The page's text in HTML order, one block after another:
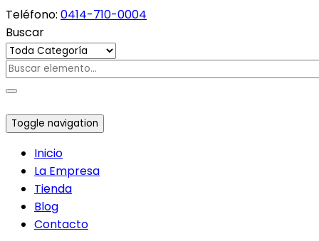
Teléfono: 0414-710-0004
Buscar
Toggle navigation
Inicio
La Empresa
Tienda
Blog
Contacto